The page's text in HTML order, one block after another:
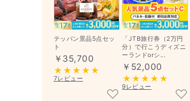
テッパン景品5点セッ
ト
￥35,700
7レビュー
「JTB旅行券（2万円
分）で行こうディズニ
ーランドorシ...
￥52,000
9レビュー